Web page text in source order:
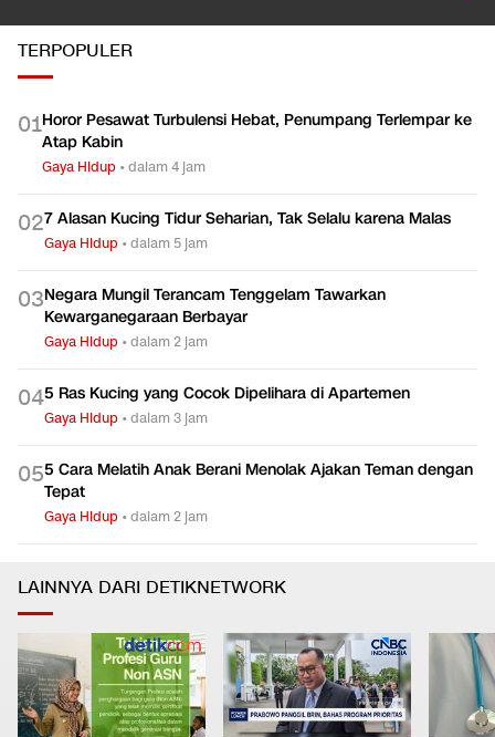
TERPOPULER
01Horor Pesawat Turbulensi Hebat, Penumpang Terlempar ke
Atap Kabin
Gaya Hidup •dalam 4 jam
027 Alasan Kucing Tidur Seharian, Tak Selalu karena Malas
Gaya Hidup •dalam 5 jam
03Negara Mungil Terancam Tenggelam Tawarkan
Kewarganegaraan Berbayar
Gaya Hidup •dalam 2 jam
045 Ras Kucing yang Cocok Dipelihara di Apartemen
Gaya Hidup •dalam 3 jam
055 Cara Melatih Anak Berani Menolak Ajakan Teman dengan
Tepat
Gaya Hidup •dalam 2 jam
LAINNYA DARI DETIKNETWORK